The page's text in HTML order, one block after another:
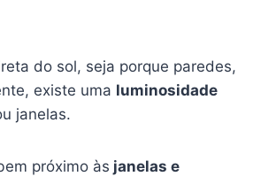
do sol, seja porque paredes,
existe uma luminosidade
janelas.
próximo às janelas e